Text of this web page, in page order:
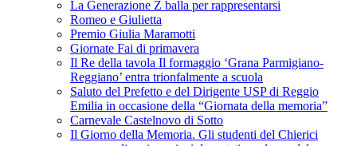
La Generazione Z balla per rappresentarsi
Romeo e Giulietta
Premio Giulia Maramotti
Giornate Fai di primavera
Il Re della tavola Il formaggio ‘Grana Parmigiano-
Reggiano’ entra trionfalmente a scuola
Saluto del Prefetto e del Dirigente USP di Reggio
Emilia in occasione della “Giornata della memoria”
Carnevale Castelnovo di Sotto
Il Giorno della Memoria. Gli studenti del Chierici